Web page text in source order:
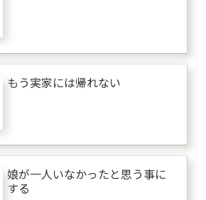
もう実家には帰れない
娘が一人いなかったと思う事に
する